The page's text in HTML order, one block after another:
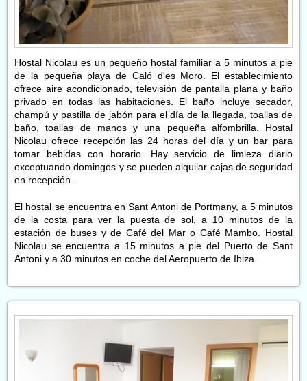
Hostal Nicolau es un pequeño hostal familiar a 5 minutos a pie
de la pequeña playa de Caló d'es Moro. El establecimiento
ofrece aire acondicionado, televisión de pantalla plana y baño
privado en todas las habitaciones. El baño incluye secador,
champú y pastilla de jabón para el día de la llegada, toallas de
baño, toallas de manos y una pequeña alfombrilla. Hostal
Nicolau ofrece recepción las 24 horas del día y un bar para
tomar bebidas con horario. Hay servicio de limieza diario
exceptuando domingos y se pueden alquilar cajas de seguridad
en recepción.
El hostal se encuentra en Sant Antoni de Portmany, a 5 minutos
de la costa para ver la puesta de sol, a 10 minutos de la
estación de buses y de Café del Mar o Café Mambo. Hostal
Nicolau se encuentra a 15 minutos a pie del Puerto de Sant
Antoni y a 30 minutos en coche del Aeropuerto de Ibiza.